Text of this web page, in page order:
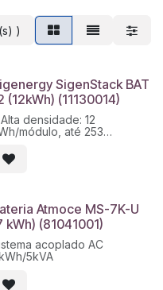
)
SigenStack BAT
(12kWh) (11130014)
Alta densidade: 12
módulo, até 253
Segurança: IP66, supressão
incêndio e controle de
CAN com
Sigenergy, 4‑21
rápida: montagem
piso, refrigeração a ar,
simples
Atmoce MS-7K-U
kWh) (81041001)
acoplado AC
5kVA